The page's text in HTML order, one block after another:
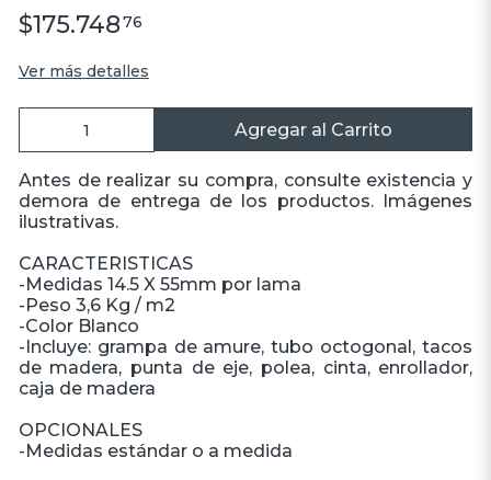
$175.74876
Ver más detalles
Agregar al Carrito
Antes de realizar su compra, consulte existencia y
demora de entrega de los productos. Imágenes
ilustrativas.
CARACTERISTICAS
-Medidas 14.5 X 55mm por lama
-Peso 3,6 Kg / m2
-Color Blanco
-Incluye: grampa de amure, tubo octogonal, tacos
de madera, punta de eje, polea, cinta, enrollador,
caja de madera
OPCIONALES
-Medidas estándar o a medida